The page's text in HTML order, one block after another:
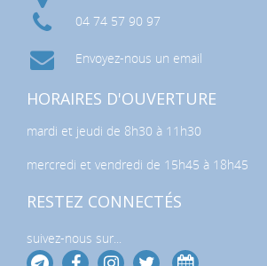
04 74 57 90 97
Envoyez-nous un email
HORAIRES D'OUVERTURE
mardi et jeudi de 8h30 à 11h30
mercredi et vendredi de 15h45 à 18h45
RESTEZ CONNECTÉS
suivez-nous sur...